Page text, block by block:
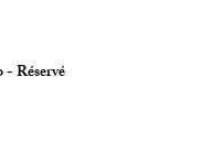
Réservé